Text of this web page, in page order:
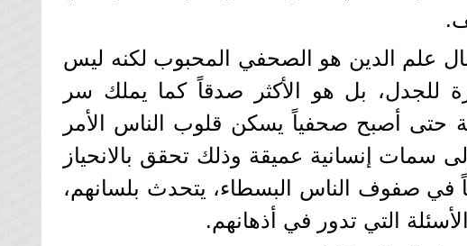
علم الدين هو الصحفي المحبوب لكنه ليس
للجدل، بل هو الأكثر صدقاً كما يملك سر
حتى أصبح صحفياً يسكن قلوب الناس الأمر
سمات إنسانية عميقة وذلك تحقق بالانحياز
في صفوف الناس البسطاء، يتحدث بلسانهم،
التي تدور في أذهانهم.